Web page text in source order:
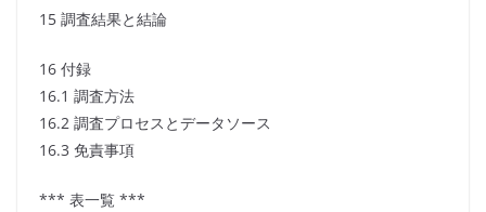
15 調査結果と結論
16 付録
16.1 調査方法
16.2 調査プロセスとデータソース
16.3 免責事項
*** 表一覧 ***